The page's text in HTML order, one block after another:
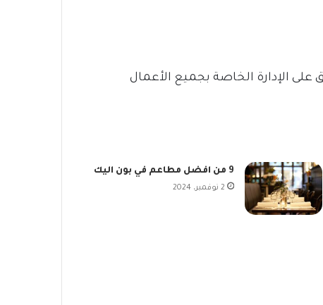
فوق 5 مليون مرة، حيث يقوم التطبيق على الإدارة الخاصة بجميع الأعمال
9 من افضل مطاعم في بون اليك
2 نوفمبر، 2024